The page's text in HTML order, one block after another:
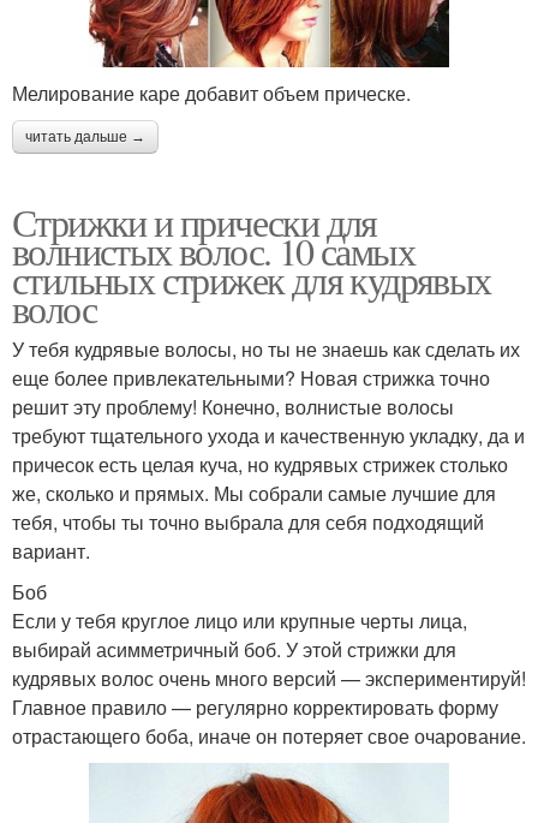
Мелирование каре добавит объем прическе.
читать дальше →
Стрижки и прически для
волнистых волос. 10 самых
стильных стрижек для кудрявых
волос
У тебя кудрявые волосы, но ты не знаешь как сделать их
еще более привлекательными? Новая стрижка точно
решит эту проблему! Конечно, волнистые волосы
требуют тщательного ухода и качественную укладку, да и
причесок есть целая куча, но кудрявых стрижек столько
же, сколько и прямых. Мы собрали самые лучшие для
тебя, чтобы ты точно выбрала для себя подходящий
вариант.
Боб
Если у тебя круглое лицо или крупные черты лица,
выбирай асимметричный боб. У этой стрижки для
кудрявых волос очень много версий — экспериментируй!
Главное правило — регулярно корректировать форму
отрастающего боба, иначе он потеряет свое очарование.